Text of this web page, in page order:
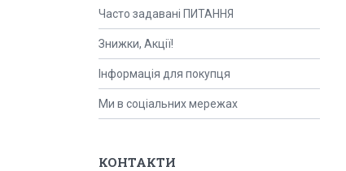
Часто задавані ПИТАННЯ
Знижки, Акції!
Інформація для покупця
Ми в соціальних мережах
КОНТАКТИ